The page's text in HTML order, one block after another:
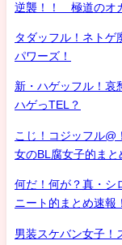
逆襲！！ 極道のオ
タダッフル！ネトゲ
パワーズ！
新・ハゲッフル！哀
ハゲっTEL？
こじ！コジッフル
女のBL腐女子的まと
何だ！何が？真・
ニート的まとめ速報
男装スケバン女子！